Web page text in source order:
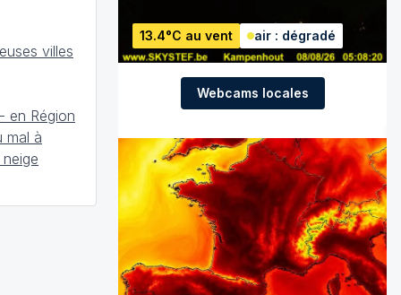
villes
en Région
mal à
13.4°C au vent air : dégradé
Webcams locales